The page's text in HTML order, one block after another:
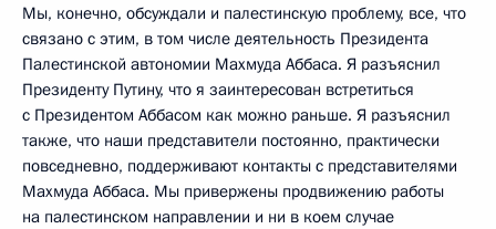
Мы, конечно, обсуждали и палестинскую проблему, все, что
связано с этим, в том числе деятельность Президента
Палестинской автономии Махмуда Аббаса. Я разъяснил
Президенту Путину, что я заинтересован встретиться
с Президентом Аббасом как можно раньше. Я разъяснил
также, что наши представители постоянно, практически
повседневно, поддерживают контакты с представителями
Махмуда Аббаса. Мы привержены продвижению работы
на палестинском направлении и ни в коем случае